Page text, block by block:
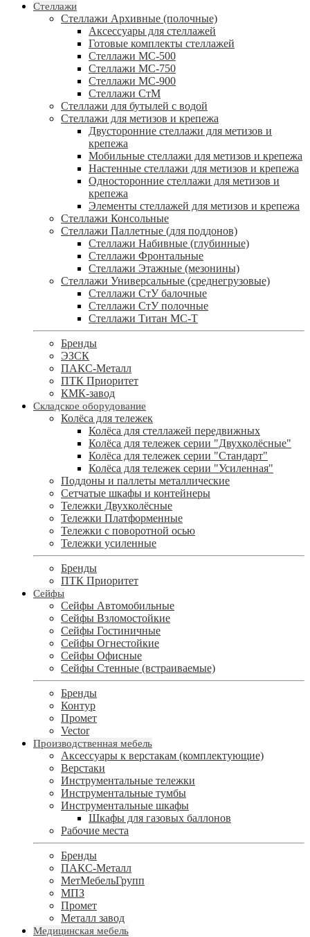
Стеллажи
Стеллажи Архивные (полочные)
Аксессуары для стеллажей
Готовые комплекты стеллажей
Стеллажи МС-500
Стеллажи МС-750
Стеллажи МС-900
Стеллажи СтМ
Стеллажи для бутылей с водой
Стеллажи для метизов и крепежа
Двусторонние стеллажи для метизов и
крепежа
Мобильные стеллажи для метизов и крепежа
Настенные стеллажи для метизов и крепежа
Односторонние стеллажи для метизов и
крепежа
Элементы стеллажей для метизов и крепежа
Стеллажи Консольные
Стеллажи Паллетные (для поддонов)
Стеллажи Набивные (глубинные)
Стеллажи Фронтальные
Стеллажи Этажные (мезонины)
Стеллажи Универсальные (среднегрузовые)
Стеллажи СтУ балочные
Стеллажи СтУ полочные
Стеллажи Титан МС-Т
Бренды
ЭЗСК
ПАКС-Металл
ПТК Приоритет
КМК-завод
Складское оборудование
Колёса для тележек
Колёса для стеллажей передвижных
Колёса для тележек серии "Двухколёсные"
Колёса для тележек серии "Стандарт"
Колёса для тележек серии "Усиленная"
Поддоны и паллеты металлические
Сетчатые шкафы и контейнеры
Тележки Двухколёсные
Тележки Платформенные
Тележки с поворотной осью
Тележки усиленные
Бренды
ПТК Приоритет
Сейфы
Сейфы Автомобильные
Сейфы Взломостойкие
Сейфы Гостиничные
Сейфы Огнестойкие
Сейфы Офисные
Сейфы Стенные (встраиваемые)
Бренды
Контур
Промет
Vector
Производственная мебель
Аксессуары к верстакам (комплектующие)
Верстаки
Инструментальные тележки
Инструментальные тумбы
Инструментальные шкафы
Шкафы для газовых баллонов
Рабочие места
Бренды
ПАКС-Металл
МетМебельГрупп
МПЗ
Промет
Металл завод
Медицинская мебель